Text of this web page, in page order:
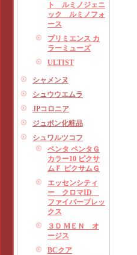
ト ルミノジェニ
ック ルミノフォ
ース
プリミエンス カ
ラーミューズ
ULTIST
シャメンヌ
シュウウエムラ
JPコロニア
ジュポン化粧品
シュワルツコフ
ペンタ ペンタＧ
カラー10 ピクサ
ムＦ ピクサムＧ
エッセンシティ
ー クロマID
ファイバープレッ
クス
３Ｄ MＥＮ オ
ージス
BCクア